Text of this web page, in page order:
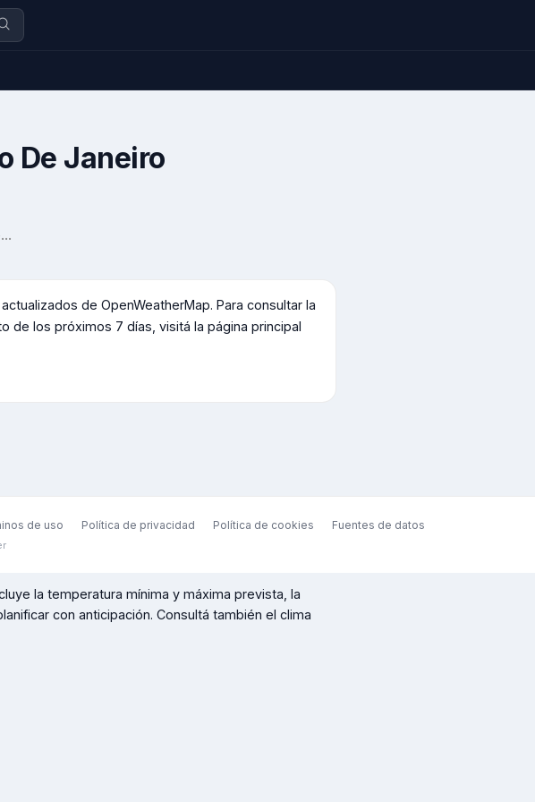
De Janeiro
de OpenWeatherMap. Para consultar la
de los próximos 7 días, visitá la página principal
de uso Política de privacidad Política de cookies Fuentes de datos
la temperatura mínima y máxima prevista, la
con anticipación. Consultá también el clima